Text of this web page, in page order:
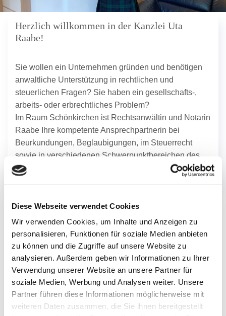
Diese Webseite verwendet Cookies
Wir verwenden Cookies, um Inhalte und Anzeigen zu
personalisieren, Funktionen für soziale Medien anbieten
zu können und die Zugriffe auf unsere Website zu
analysieren. Außerdem geben wir Informationen zu Ihrer
Verwendung unserer Website an unsere Partner für
soziale Medien, Werbung und Analysen weiter. Unsere
Partner führen diese Informationen möglicherweise mit
weiteren Daten zusammen, die Sie ihnen bereitgestellt
Herzlich willkommen in der Kanzlei Uta
Raabe!
Sie wollen ein Unternehmen gründen und benötigen
anwaltliche Unterstützung in rechtlichen und
steuerlichen Fragen? Sie haben ein gesellschafts-,
arbeits- oder erbrechtliches Problem?
Im Raum Schönkirchen ist Rechtsanwältin und Notarin
Raabe Ihre kompetente Ansprechpartnerin bei
Beurkundungen, Beglaubigungen, im Steuerrecht
sowie in verschiedenen Schwerpunktbereichen des
Zivilrechts.
Unsere Leistungen
Rechtsanwältin Raabe steht Ihnen für eine umfassende
Beratung sowie engagierte gerichtliche und
außergerichtliche Vertretung zur Verfügung. Sie finden bei
uns Betreuung in der laufenden steuerlichen Organisation
Ihres Unternehmens mit Buchführung, Lohnbuchhaltung
sowie Jahresabschluss. Unter einem Dach kommen
kompetente Rechtsdienstleistungen dazu, einschließlich